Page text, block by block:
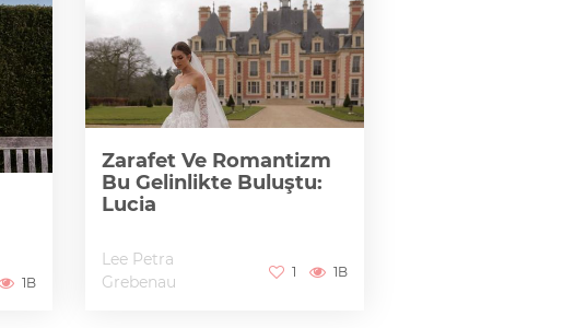
1B
Zarafet Ve Romantizm
Bu Gelinlikte Buluştu:
Lucia
Lee Petra
Grebenau
1 1B